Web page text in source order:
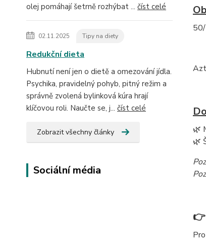
olej pomáhají šetrně rozhýbat ... číst celé
02.11.2025 Tipy na diety
Redukční dieta
Hubnutí není jen o dietě a omezování jídla.
Psychika, pravidelný pohyb, pitný režim a
správně zvolená bylinková kúra hrají
klíčovou roli. Naučte se, j... číst celé
Zobrazit všechny články
Sociální média
🌿
🌿
👉